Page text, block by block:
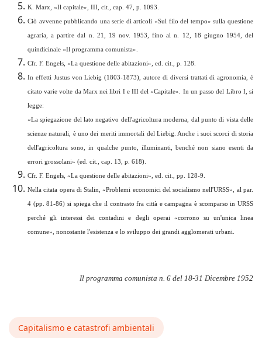
K. Marx, «Il capitale», III, cit., cap. 47, p. 1093.
Ciò avvenne pubblicando una serie di articoli «Sul filo del tempo» sulla questione
agraria, a partire dal n. 21, 19 nov. 1953, fino al n. 12, 18 giugno 1954, del
quindicinale «Il programma comunista».
Cfr. F. Engels, «La questione delle abitazioni», ed. cit., p. 128.
In effetti Justus von Liebig (1803-1873), autore di diversi trattati di agronomia, è
citato varie volte da Marx nei libri I e III del «Capitale». In un passo del Libro I, si
legge:
«La spiegazione del lato negativo dell'agricoltura moderna, dal punto di vista delle
scienze naturali, è uno dei meriti immortali del Liebig. Anche i suoi scorci di storia
dell'agricoltura sono, in qualche punto, illuminanti, benché non siano esenti da
errori grossolani» (ed. cit., cap. 13, p. 618).
Cfr. F. Engels, «La questione delle abitazioni», ed. cit., pp. 128-9.
Nella citata opera di Stalin, «Problemi economici del socialismo nell'URSS», al par.
4 (pp. 81-86) si spiega che il contrasto fra città e campagna è scomparso in URSS
perché gli interessi dei contadini e degli operai «corrono su un'unica linea
comune», nonostante l'esistenza e lo sviluppo dei grandi agglomerati urbani.
Il programma comunista n. 6 del 18-31 Dicembre 1952
Capitalismo e catastrofi ambientali